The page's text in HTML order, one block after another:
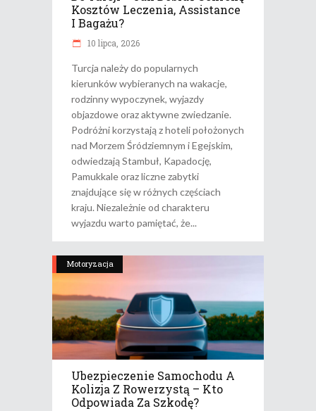
Kosztów Leczenia, Assistance
I Bagażu?
10 lipca, 2026
Turcja należy do popularnych
kierunków wybieranych na wakacje,
rodzinny wypoczynek, wyjazdy
objazdowe oraz aktywne zwiedzanie.
Podróżni korzystają z hoteli położonych
nad Morzem Śródziemnym i Egejskim,
odwiedzają Stambuł, Kapadocję,
Pamukkale oraz liczne zabytki
znajdujące się w różnych częściach
kraju. Niezależnie od charakteru
wyjazdu warto pamiętać, że
Motoryzacja
Ubezpieczenie Samochodu A
Kolizja Z Rowerzystą – Kto
Odpowiada Za Szkodę?